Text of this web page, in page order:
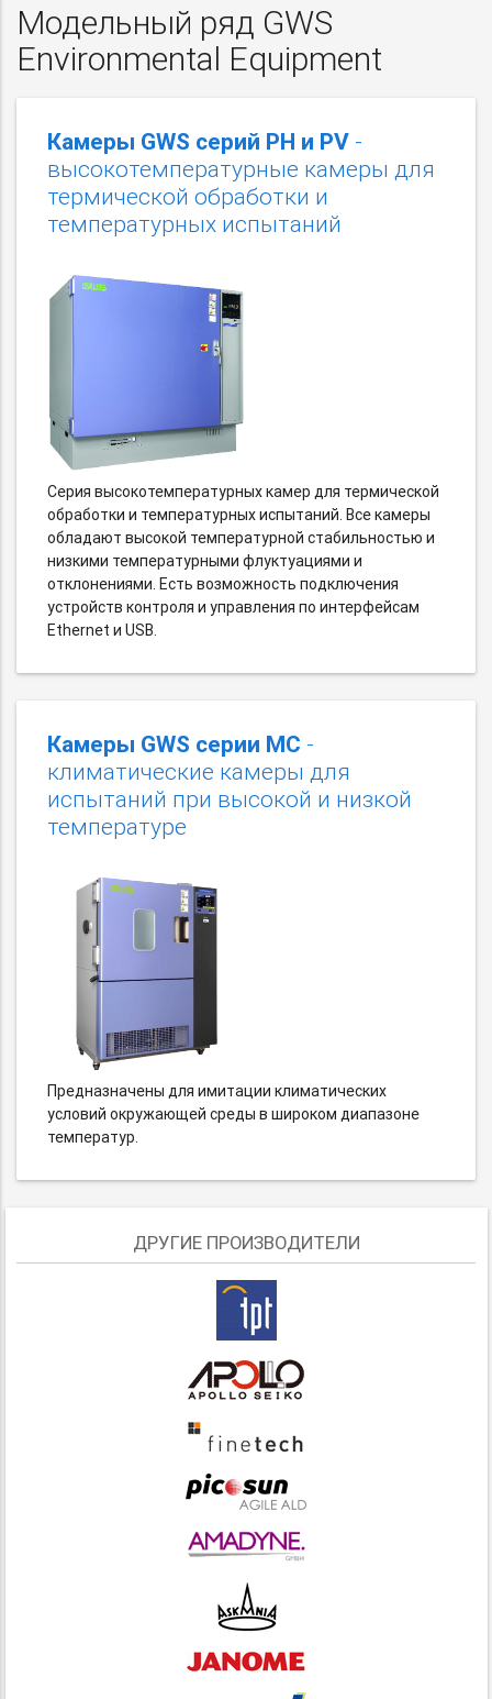
Модельный ряд GWS
Environmental Equipment
Камеры GWS cерий PH и PV -
высокотемпературные камеры для
термической обработки и
температурных испытаний
Серия высокотемпературных камер для термической
обработки и температурных испытаний. Все камеры
обладают высокой температурной стабильностью и
низкими температурными флуктуациями и
отклонениями. Есть возможность подключения
устройств контроля и управления по интерфейсам
Ethernet и USB.
Камеры GWS серии MC -
климатические камеры для
испытаний при высокой и низкой
температуре
Предназначены для имитации климатических
условий окружающей среды в широком диапазоне
температур.
ДРУГИЕ ПРОИЗВОДИТЕЛИ